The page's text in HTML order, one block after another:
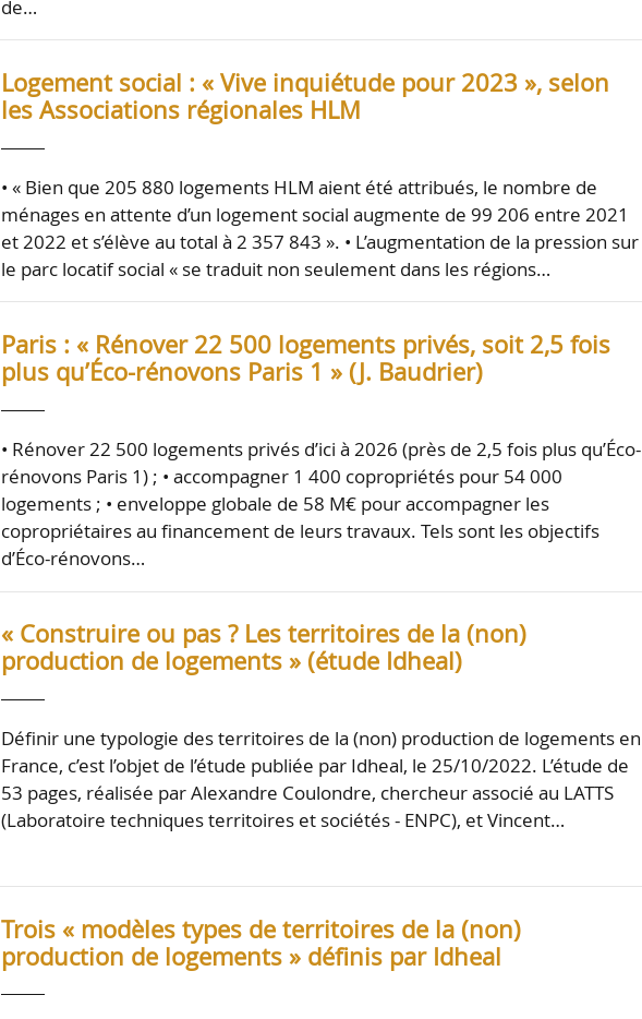
de…
Logement social : « Vive inquiétude pour 2023 », selon
les Associations régionales HLM
• « Bien que 205 880 logements HLM aient été attribués, le nombre de
ménages en attente d’un logement social augmente de 99 206 entre 2021
et 2022 et s’élève au total à 2 357 843 ». • L’augmentation de la pression sur
le parc locatif social « se traduit non seulement dans les régions…
Paris : « Rénover 22 500 logements privés, soit 2,5 fois
plus qu’Éco-rénovons Paris 1 » (J. Baudrier)
• Rénover 22 500 logements privés d’ici à 2026 (près de 2,5 fois plus qu’Éco-
rénovons Paris 1) ; • accompagner 1 400 copropriétés pour 54 000
logements ; • enveloppe globale de 58 M€ pour accompagner les
copropriétaires au financement de leurs travaux. Tels sont les objectifs
d’Éco-rénovons…
« Construire ou pas ? Les territoires de la (non)
production de logements » (étude Idheal)
Définir une typologie des territoires de la (non) production de logements en
France, c’est l’objet de l’étude publiée par Idheal, le 25/10/2022. L’étude de
53 pages, réalisée par Alexandre Coulondre, chercheur associé au LATTS
(Laboratoire techniques territoires et sociétés - ENPC), et Vincent…
Trois « modèles types de territoires de la (non)
production de logements » définis par Idheal